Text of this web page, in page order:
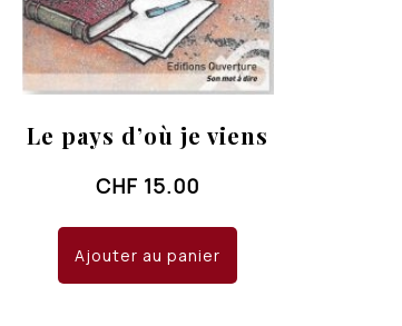
Le pays d’où je viens
CHF 15.00
Ajouter au panier